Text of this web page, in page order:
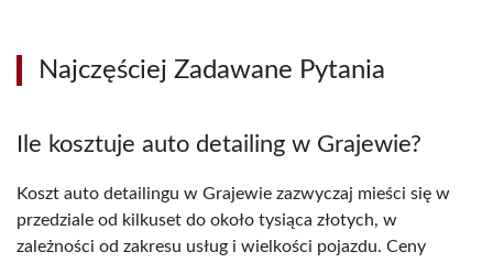
Najczęściej Zadawane Pytania
Ile kosztuje auto detailing w Grajewie?
Koszt auto detailingu w Grajewie zazwyczaj mieści się w
przedziale od kilkuset do około tysiąca złotych, w
zależności od zakresu usług i wielkości pojazdu. Ceny